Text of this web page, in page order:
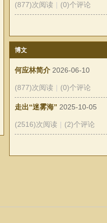
(877)次阅读 | (0)个评论
博文
何应林简介 2026-06-10
(877)次阅读 | (0)个评论
走出“迷雾海” 2025-10-05
(2516)次阅读 | (2)个评论